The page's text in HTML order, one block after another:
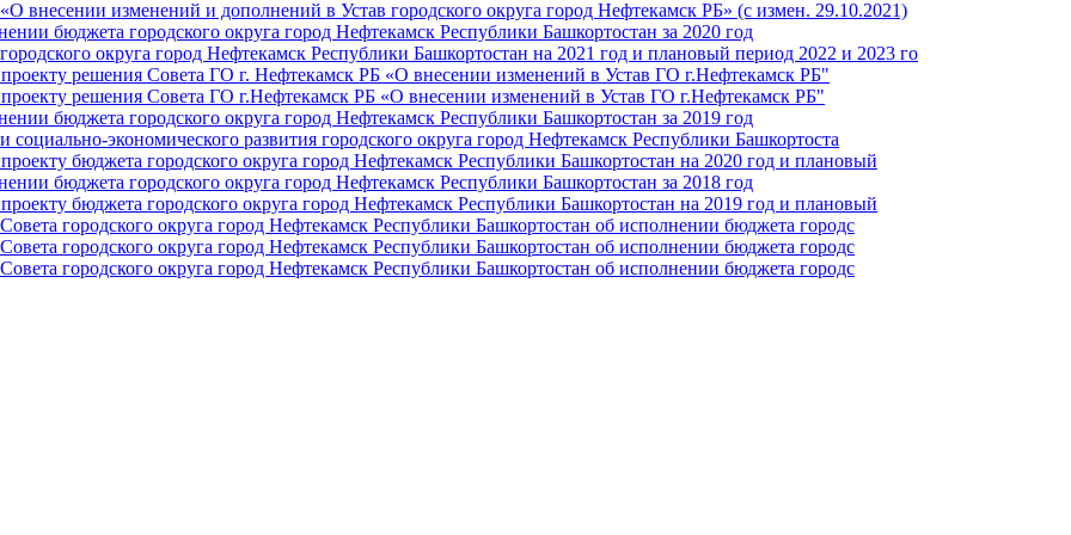
внесении изменений и дополнений в Устав городского округа город Нефтекамск РБ» (с измен. 29.10.2021)
бюджета городского округа город Нефтекамск Республики Башкортостан за 2020 год
округа город Нефтекамск Республики Башкортостан на 2021 год и плановый период 2022 и 2023 го
решения Совета ГО г. Нефтекамск РБ «О внесении изменений в Устав ГО г.Нефтекамск РБ"
решения Совета ГО г.Нефтекамск РБ «О внесении изменений в Устав ГО г.Нефтекамск РБ"
бюджета городского округа город Нефтекамск Республики Башкортостан за 2019 год
экономического развития городского округа город Нефтекамск Республики Башкортоста
бюджета городского округа город Нефтекамск Республики Башкортостан на 2020 год и плановый
бюджета городского округа город Нефтекамск Республики Башкортостан за 2018 год
бюджета городского округа город Нефтекамск Республики Башкортостан на 2019 год и плановый
городского округа город Нефтекамск Республики Башкортостан об исполнении бюджета городс
городского округа город Нефтекамск Республики Башкортостан об исполнении бюджета городс
городского округа город Нефтекамск Республики Башкортостан об исполнении бюджета городс